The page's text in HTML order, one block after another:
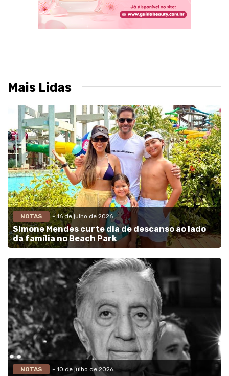
Mais Lidas
NOTAS - 16 de julho de 2026
Simone Mendes curte dia de descanso ao lado
da família no Beach Park
NOTAS - 10 de julho de 2026